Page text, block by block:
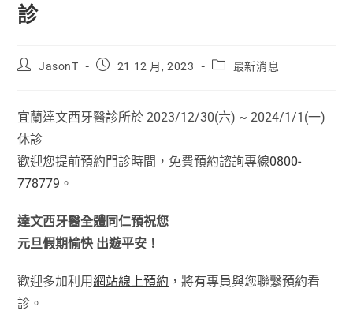
診
JasonT 21 12 月, 2023 最新消息
宜蘭達文西牙醫診所於 2023/12/30(六) ~ 2024/1/1(一)
休診
歡迎您提前預約門診時間，免費預約諮詢專線0800-
778779 。
達文西牙醫全體同仁預祝您
元旦假期愉快 出遊平安！
歡迎多加利用網站線上預約 ，將有專員與您聯繫預約看
診。